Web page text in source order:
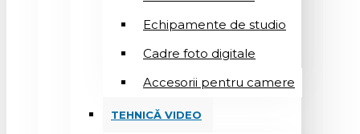
Echipamente de studio
Cadre foto digitale
Accesorii pentru camere
TEHNICĂ VIDEO